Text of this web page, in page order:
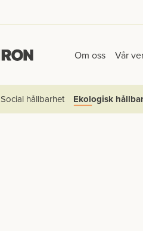
Om oss Vår
Social hållbarhet Ekologisk